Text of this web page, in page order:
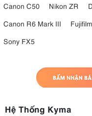
Canon C50
Nikon ZR
Canon R6 Mark III
Sony FX5
Hệ Thống Kyma